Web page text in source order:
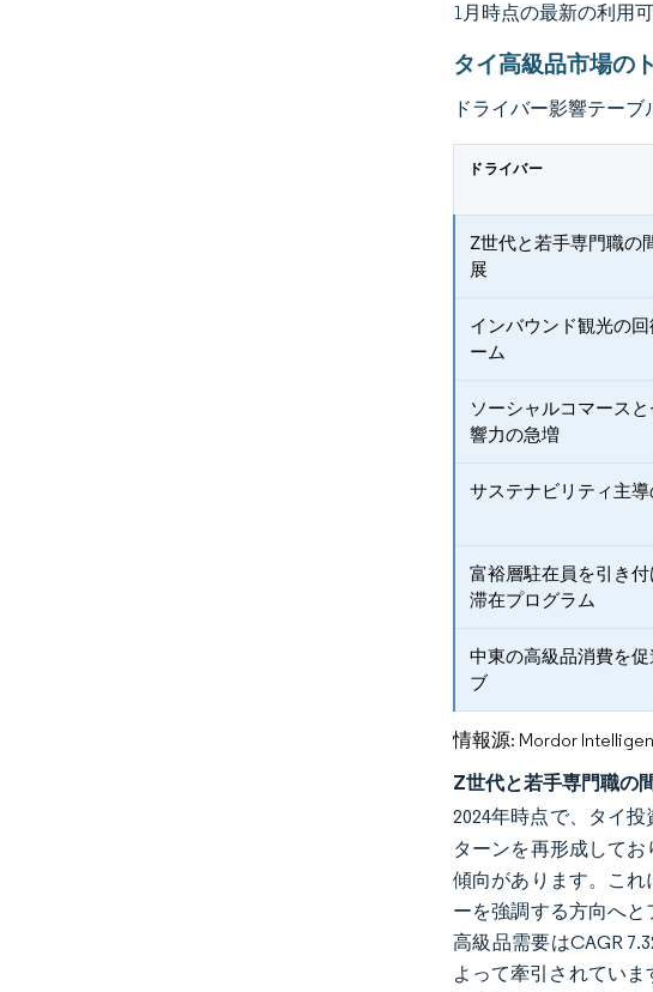
1月時点の最新の利用
タイ高級品市場の
ドライバー影響テーブ
ドライバー
Z世代と若手専門職の
展
インバウンド観光の
ーム
ソーシャルコマース
響力の急増
サステナビリティ主
富裕層駐在員を引き
滞在プログラム
中東の高級品消費を
ブ
情報源: Mordor
Z世代と若手専門職の
2024年時点で、タイ
ターンを再形成して
傾向があります。こ
ーを強調する方向へ
高級品需要はCAGR
よって牽引されていま